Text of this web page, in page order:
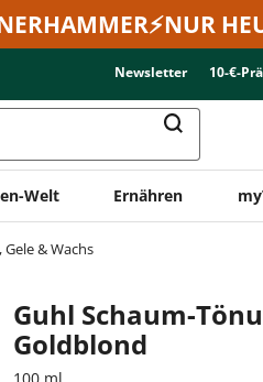
Newsletter 10-€-
Welt Ernähren
Gele & Wachs
Guhl Schaum-
Goldblond